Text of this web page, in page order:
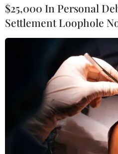
Moody’s nâng xếp
12 ngân hàng Việt Nam
31/10/2018 03:38
Moody's nâng mức xếp
12 ngân hàng, chủ yếu nhờ
hàng của Việt Nam ở mức
$25,000 In Personal
Settlement Loophole